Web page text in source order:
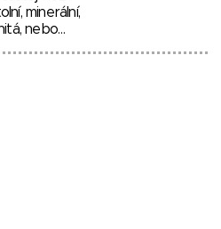
minerální,
nebo…